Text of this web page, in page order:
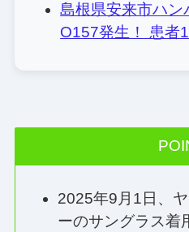
島根県安来市ハン
O157発生！ 患者
2025年9月1日、
ーのサングラス着